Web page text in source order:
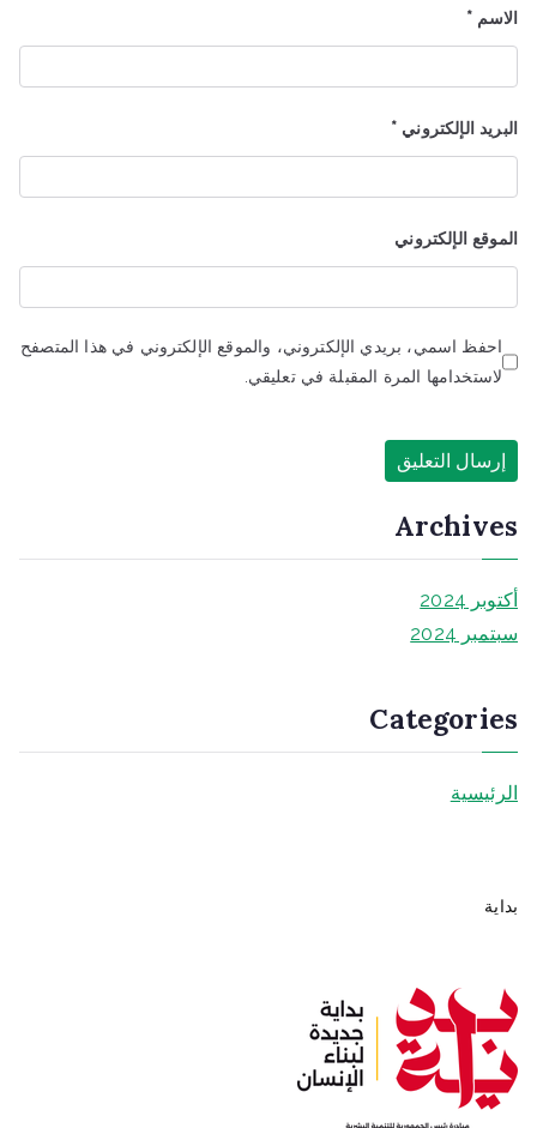
الاسم *
البريد الإلكتروني *
الموقع الإلكتروني
احفظ اسمي، بريدي الإلكتروني، والموقع الإلكتروني في هذا المتصفح
لاستخدامها المرة المقبلة في تعليقي.
Archives
أكتوبر 2024
سبتمبر 2024
Categories
الرئيسية
بداية